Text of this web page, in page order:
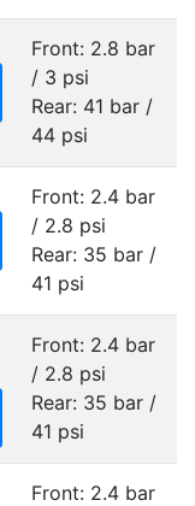
Front: 2.8 bar
/ 3 psi
Rear: 41 bar /
44 psi
Front: 2.4 bar
/ 2.8 psi
Rear: 35 bar /
41 psi
Front: 2.4 bar
/ 2.8 psi
Rear: 35 bar /
41 psi
Front: 2.4 bar